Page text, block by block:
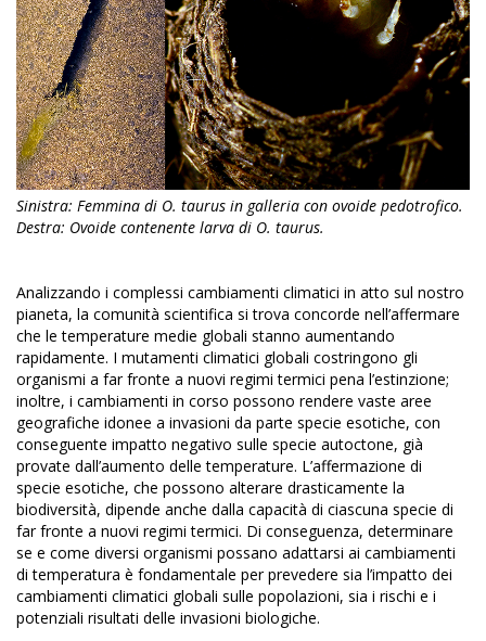
Sinistra: Femmina di O. taurus in galleria con ovoide pedotrofico.
Destra: Ovoide contenente larva di O. taurus.
Analizzando i complessi cambiamenti climatici in atto sul nostro
pianeta, la comunità scientifica si trova concorde nell’affermare
che le temperature medie globali stanno aumentando
rapidamente. I mutamenti climatici globali costringono gli
organismi a far fronte a nuovi regimi termici pena l’estinzione;
inoltre, i cambiamenti in corso possono rendere vaste aree
geografiche idonee a invasioni da parte specie esotiche, con
conseguente impatto negativo sulle specie autoctone, già
provate dall’aumento delle temperature. L’affermazione di
specie esotiche, che possono alterare drasticamente la
biodiversità, dipende anche dalla capacità di ciascuna specie di
far fronte a nuovi regimi termici. Di conseguenza, determinare
se e come diversi organismi possano adattarsi ai cambiamenti
di temperatura è fondamentale per prevedere sia l’impatto dei
cambiamenti climatici globali sulle popolazioni, sia i rischi e i
potenziali risultati delle invasioni biologiche.